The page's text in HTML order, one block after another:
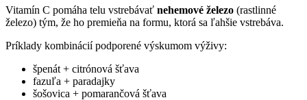
Vitamín C pomáha telu vstrebávať nehemové železo (rastlinné
železo) tým, že ho premieňa na formu, ktorá sa ľahšie vstrebáva.
Príklady kombinácií podporené výskumom výživy:
špenát + citrónová šťava
fazuľa + paradajky
šošovica + pomarančová šťava